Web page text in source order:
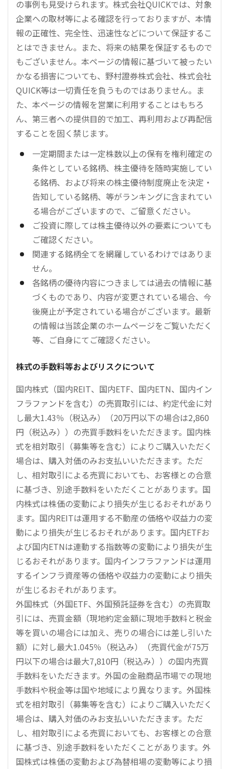
の事例も見受けられます。株式会社QUICKでは、対象
企業への取材等による確認を行っておりますが、本情
報の正確性、完全性、迅速性などについて保証するこ
とはできません。また、将来の結果を保証するもので
もございません。本ページの情報に基づいて被ったい
かなる損害についても、野村證券株式会社、株式会社
QUICK等は一切責任を負うものではありません。ま
た、本ページの情報を営業に利用することはもちろ
ん、第三者への提供目的で加工、再利用および再配信
することを固く禁じます。
一定期間または一定株数以上の保有を権利確定の
条件としている銘柄、株主優待を随時実施してい
る銘柄、および将来の株主優待制度廃止を決定・
告知している銘柄、等がランキングに含まれてい
る場合がございますので、ご留意ください。
ご投資に際しては株主優待以外の要素についても
ご確認ください。
関連する銘柄全てを網羅しているわけではありま
せん。
各銘柄の優待内容につきましては過去の情報に基
づくものであり、内容が変更されている場合、今
後廃止が予定されている場合がございます。最新
の情報は当該企業のホームページをご覧いただく
等、ご自身にてご確認ください。
株式の手数料等およびリスクについて
国内株式（国内REIT、国内ETF、国内ETN、国内イン
フラファンドを含む）の売買取引には、約定代金に対
し最大1.43％（税込み）（20万円以下の場合は2,860
円（税込み））の売買手数料をいただきます。国内株
式を相対取引（募集等を含む）によりご購入いただく
場合は、購入対価のみお支払いいただきます。ただ
し、相対取引による売買においても、お客様との合意
に基づき、別途手数料をいただくことがあります。国
内株式は株価の変動により損失が生じるおそれがあり
ます。国内REITは運用する不動産の価格や収益力の変
動により損失が生じるおそれがあります。国内ETFお
よび国内ETNは連動する指数等の変動により損失が生
じるおそれがあります。国内インフラファンドは運用
するインフラ資産等の価格や収益力の変動により損失
が生じるおそれがあります。
外国株式（外国ETF、外国預託証券を含む）の売買取
引には、売買金額（現地約定金額に現地手数料と税金
等を買いの場合には加え、売りの場合には差し引いた
額）に対し最大1.045％（税込み）（売買代金が75万
円以下の場合は最大7,810円（税込み））の国内売買
手数料をいただきます。外国の金融商品市場での現地
手数料や税金等は国や地域により異なります。外国株
式を相対取引（募集等を含む）によりご購入いただく
場合は、購入対価のみお支払いいただきます。ただ
し、相対取引による売買においても、お客様との合意
に基づき、別途手数料をいただくことがあります。外
国株式は株価の変動および為替相場の変動等により損